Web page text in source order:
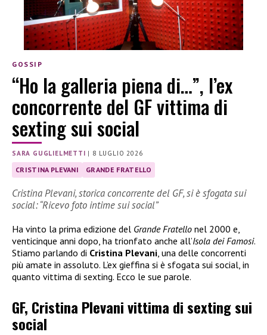
GOSSIP
“Ho la galleria piena di…”, l’ex
concorrente del GF vittima di
sexting sui social
SARA GUGLIELMETTI | 8 LUGLIO 2026
CRISTINA PLEVANI GRANDE FRATELLO
Cristina Plevani, storica concorrente del GF, si è sfogata sui
social: “Ricevo foto intime sui social”
Ha vinto la prima edizione del Grande Fratello nel 2000 e,
venticinque anni dopo, ha trionfato anche all’Isola dei Famosi.
Stiamo parlando di Cristina Plevani, una delle concorrenti
più amate in assoluto. L’ex gieffina si è sfogata sui social, in
quanto vittima di sexting. Ecco le sue parole.
GF, Cristina Plevani vittima di sexting sui
social